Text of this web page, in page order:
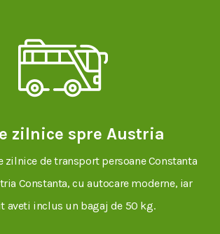
zilnice spre Austria
zilnice de transport persoane Constanta
Constanta, cu autocare moderne, iar
aveti inclus un bagaj de 50 kg.